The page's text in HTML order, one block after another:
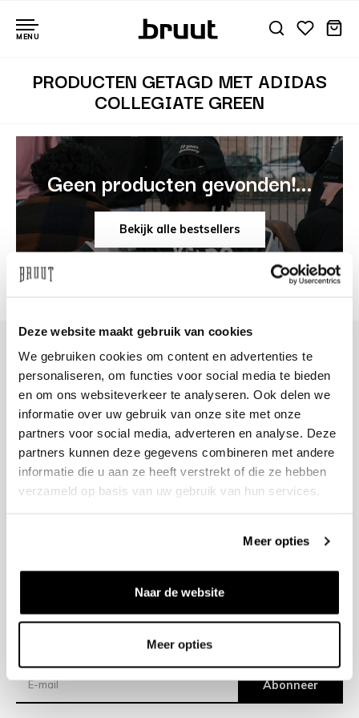
Deze website maakt gebruik van cookies
We gebruiken cookies om content en advertenties te
personaliseren, om functies voor social media te bieden
en om ons websiteverkeer te analyseren. Ook delen we
informatie over uw gebruik van onze site met onze
partners voor social media, adverteren en analyse. Deze
partners kunnen deze gegevens combineren met andere
informatie die u aan ze heeft verstrekt of die ze hebben
verzameld op basis van uw gebruik van hun services.
Meer opties
Naar de website
Meer opties
MENU
PRODUCTEN GETAGD MET ADIDAS
COLLEGIATE GREEN
Geen producten gevonden!...
Bekijk alle bestsellers
+31 23 205 2006
info@bruut.nl
Contact Formulier
Open 11:00 - 18:30
OPENINGSTIJDEN
Verzending
Abonneer